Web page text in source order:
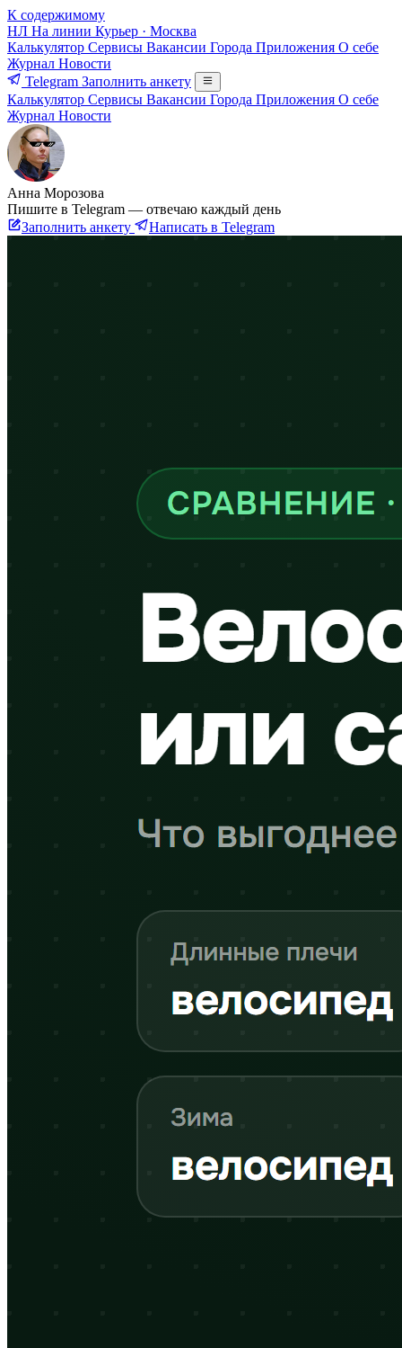
К содержимому
НЛ На линии Курьер · Москва
Калькулятор Сервисы Вакансии Города Приложения О себе
Журнал Новости
Telegram Заполнить анкету
Калькулятор Сервисы Вакансии Города Приложения О себе
Журнал Новости
Анна Морозова
Пишите в Telegram — отвечаю каждый день
Заполнить анкету
Написать в Telegram